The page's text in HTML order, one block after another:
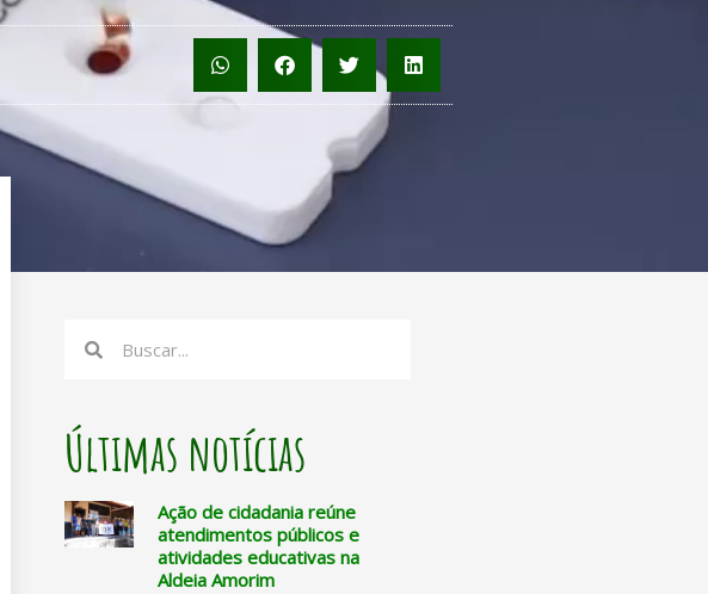
Search
Últimas notícias
Ação de cidadania reúne
atendimentos públicos e
atividades educativas na
Aldeia Amorim